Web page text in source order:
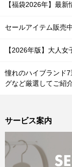
【福袋2026年】最新
セールアイテム販売
【2026年版】大人
憧れのハイブランド
グなど厳選してご紹
サービス案内